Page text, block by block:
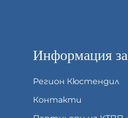
Информация за
Регион Кюстендил
Контакти